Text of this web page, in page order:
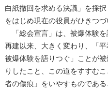
白紙撤回を求める決議」を採
をはじめ現在の役員がひきつづ
「総会宣言」は、被爆体験
再建以来、大きく変わり、「
被爆体験を語りつぐ」ことが
りしたこと、この道をすすむ
者の傷痕」をいやすものであ